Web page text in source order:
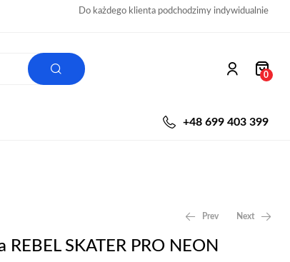
Do każdego klienta podchodzimy indywidualnie
0
+48 699 403 399
Prev Next
SKATER PRO NEON